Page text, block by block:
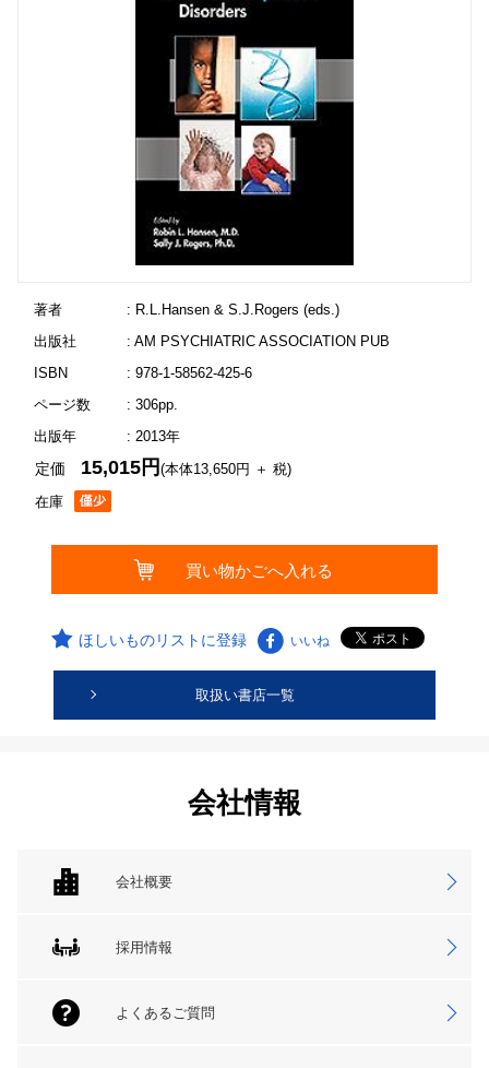
著者
: R.L.Hansen & S.J.Rogers (eds.)
出版社
: AM PSYCHIATRIC ASSOCIATION PUB
ISBN
: 978-1-58562-425-6
ページ数
: 306pp.
出版年
: 2013年
在庫
定価 15,015円(本体13,650円 ＋ 税)
ほしいものリストに登録 いいね
取扱い書店一覧
会社情報
会社概要
採用情報
よくあるご質問